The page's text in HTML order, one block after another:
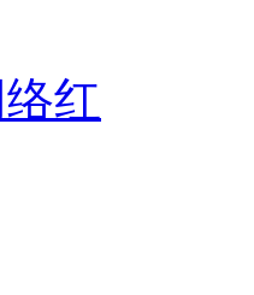
红